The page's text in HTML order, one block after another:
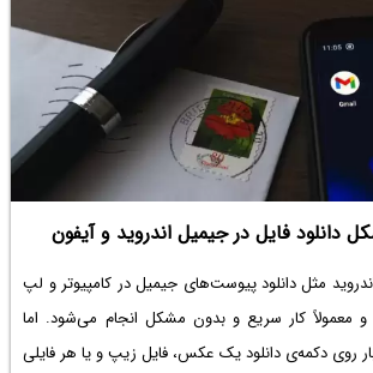
دانلود فایل در جیمیل اندروید و آیفون
مثل دانلود پیوست‌های جیمیل در کامپیوتر و لپ
معمولاً کار سریع و بدون مشکل انجام می‌شود. اما
روی دکمه‌ی دانلود یک عکس، فایل زیپ و یا هر فایلی